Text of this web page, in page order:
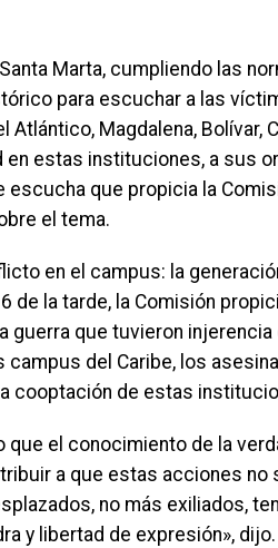
Marta, cumpliendo las
para escuchar a las
Magdalena, Bolívar,
estas instituciones, a sus
que propicia la
el tema.
en el campus: la
de la tarde, la Comisión
que tuvieron
del Caribe, los
cooptación de estas
que el conocimiento de la
a que estas acciones no
no más exiliados,
y libertad de expresión», dijo.